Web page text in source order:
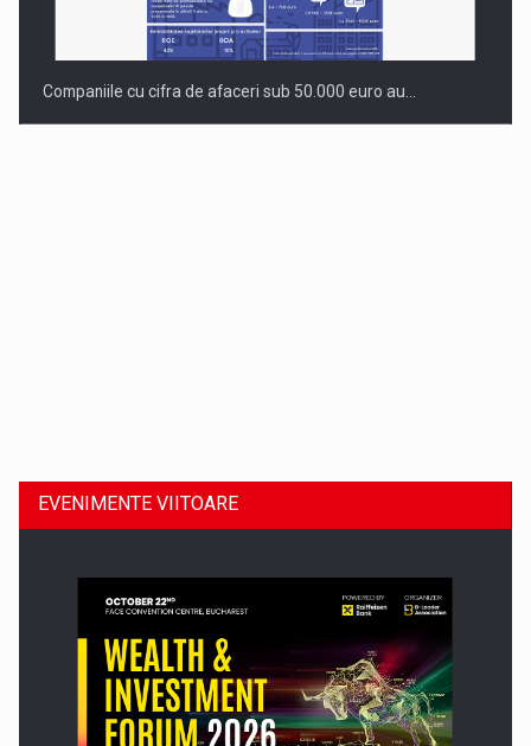
Companiile cu cifra de afaceri sub 50.000 euro au…
Comunicat de presa: Joburile part-time reincep sa intre pe…
EVENIMENTE VIITOARE